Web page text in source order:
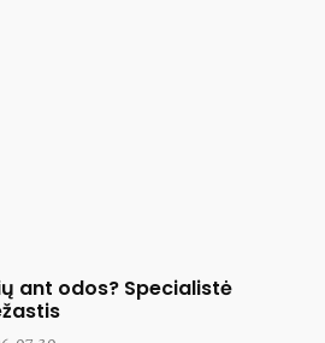
ant odos? Specialistė